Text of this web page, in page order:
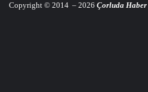
Copyright © 2014 – 2026 Çorluda Haber